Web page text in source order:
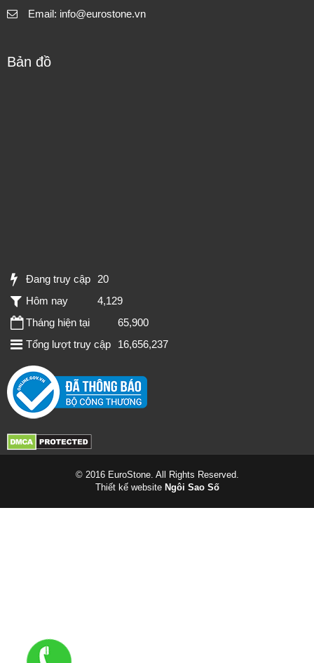
Email: info@eurostone.vn
Bản đồ
Đang truy cập
20
Hôm nay
4,129
Tháng hiện tại
65,900
Tổng lượt truy cập
16,656,237
© 2016 EuroStone. All Rights Reserved.
Thiết kế website Ngôi Sao Số